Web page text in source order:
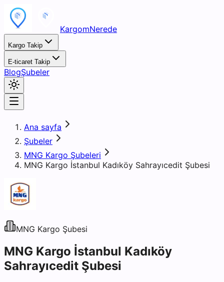
KargomNerede
Kargo Takip
E-ticaret Takip
BlogŞubeler
Ana sayfa
Şubeler
MNG Kargo Şubeleri
MNG Kargo İstanbul Kadıköy Sahrayıcedit Şubesi
MNG Kargo Şubesi
MNG Kargo İstanbul Kadıköy
Sahrayıcedit Şubesi